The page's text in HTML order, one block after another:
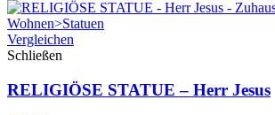
Vergleichen
Schließen
RELIGIÖSE STATUE – Herr Jesus